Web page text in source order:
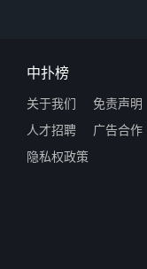
中扑榜
关于我们
免责声明
人才招聘
广告合作
隐私权政策